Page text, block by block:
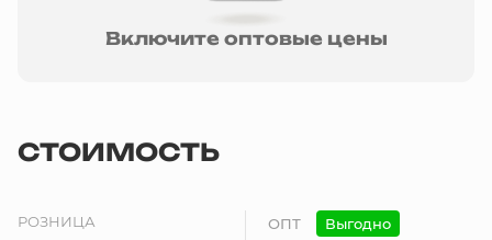
Включите оптовые цены
СТОИМОСТЬ
РОЗНИЦА ОПТ Выгодно